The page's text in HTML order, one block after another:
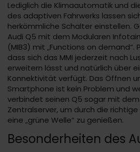
Lediglich die Klimaautomatik und
des adaptiven Fahrwerks lassen
herkömmliche Schalter einstellen.
Audi Q5 mit dem Modularen
(MIB3) mit „Functions on demand“.
dass sich das MMI jederzeit nach
erweitern lässt und natürlich über
Konnektivität verfügt. Das Öffnen
Smartphone ist kein Problem und
verbindet seinen Q5 sogar mit
Zentralserver, um durch die
eine „grüne Welle“ zu genießen.
Besonderheiten des